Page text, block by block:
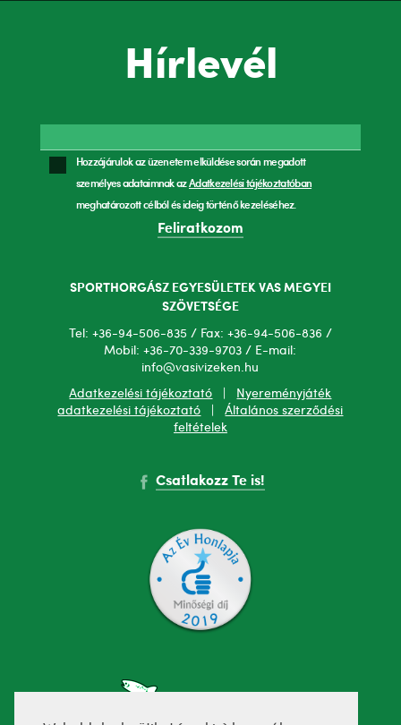
Hírlevél
Hozzájárulok az üzenetem elküldése során megadott
személyes adataimnak azAdatkezelési tájékoztatóban
meghatározott célból és ideig történő kezeléséhez.
Feliratkozom
SPORTHORGÁSZ EGYESÜLETEK VAS MEGYEI
SZÖVETSÉGE
Tel: +36-94-506-835 / Fax: +36-94-506-836 /
Mobil: +36-70-339-9703 / E-mail:
info@vasivizeken.hu
Adatkezelési tájékoztató
Nyereményjáték
adatkezelési tájékoztató |Általános szerződési
feltételek
Csatlakozz Te is!